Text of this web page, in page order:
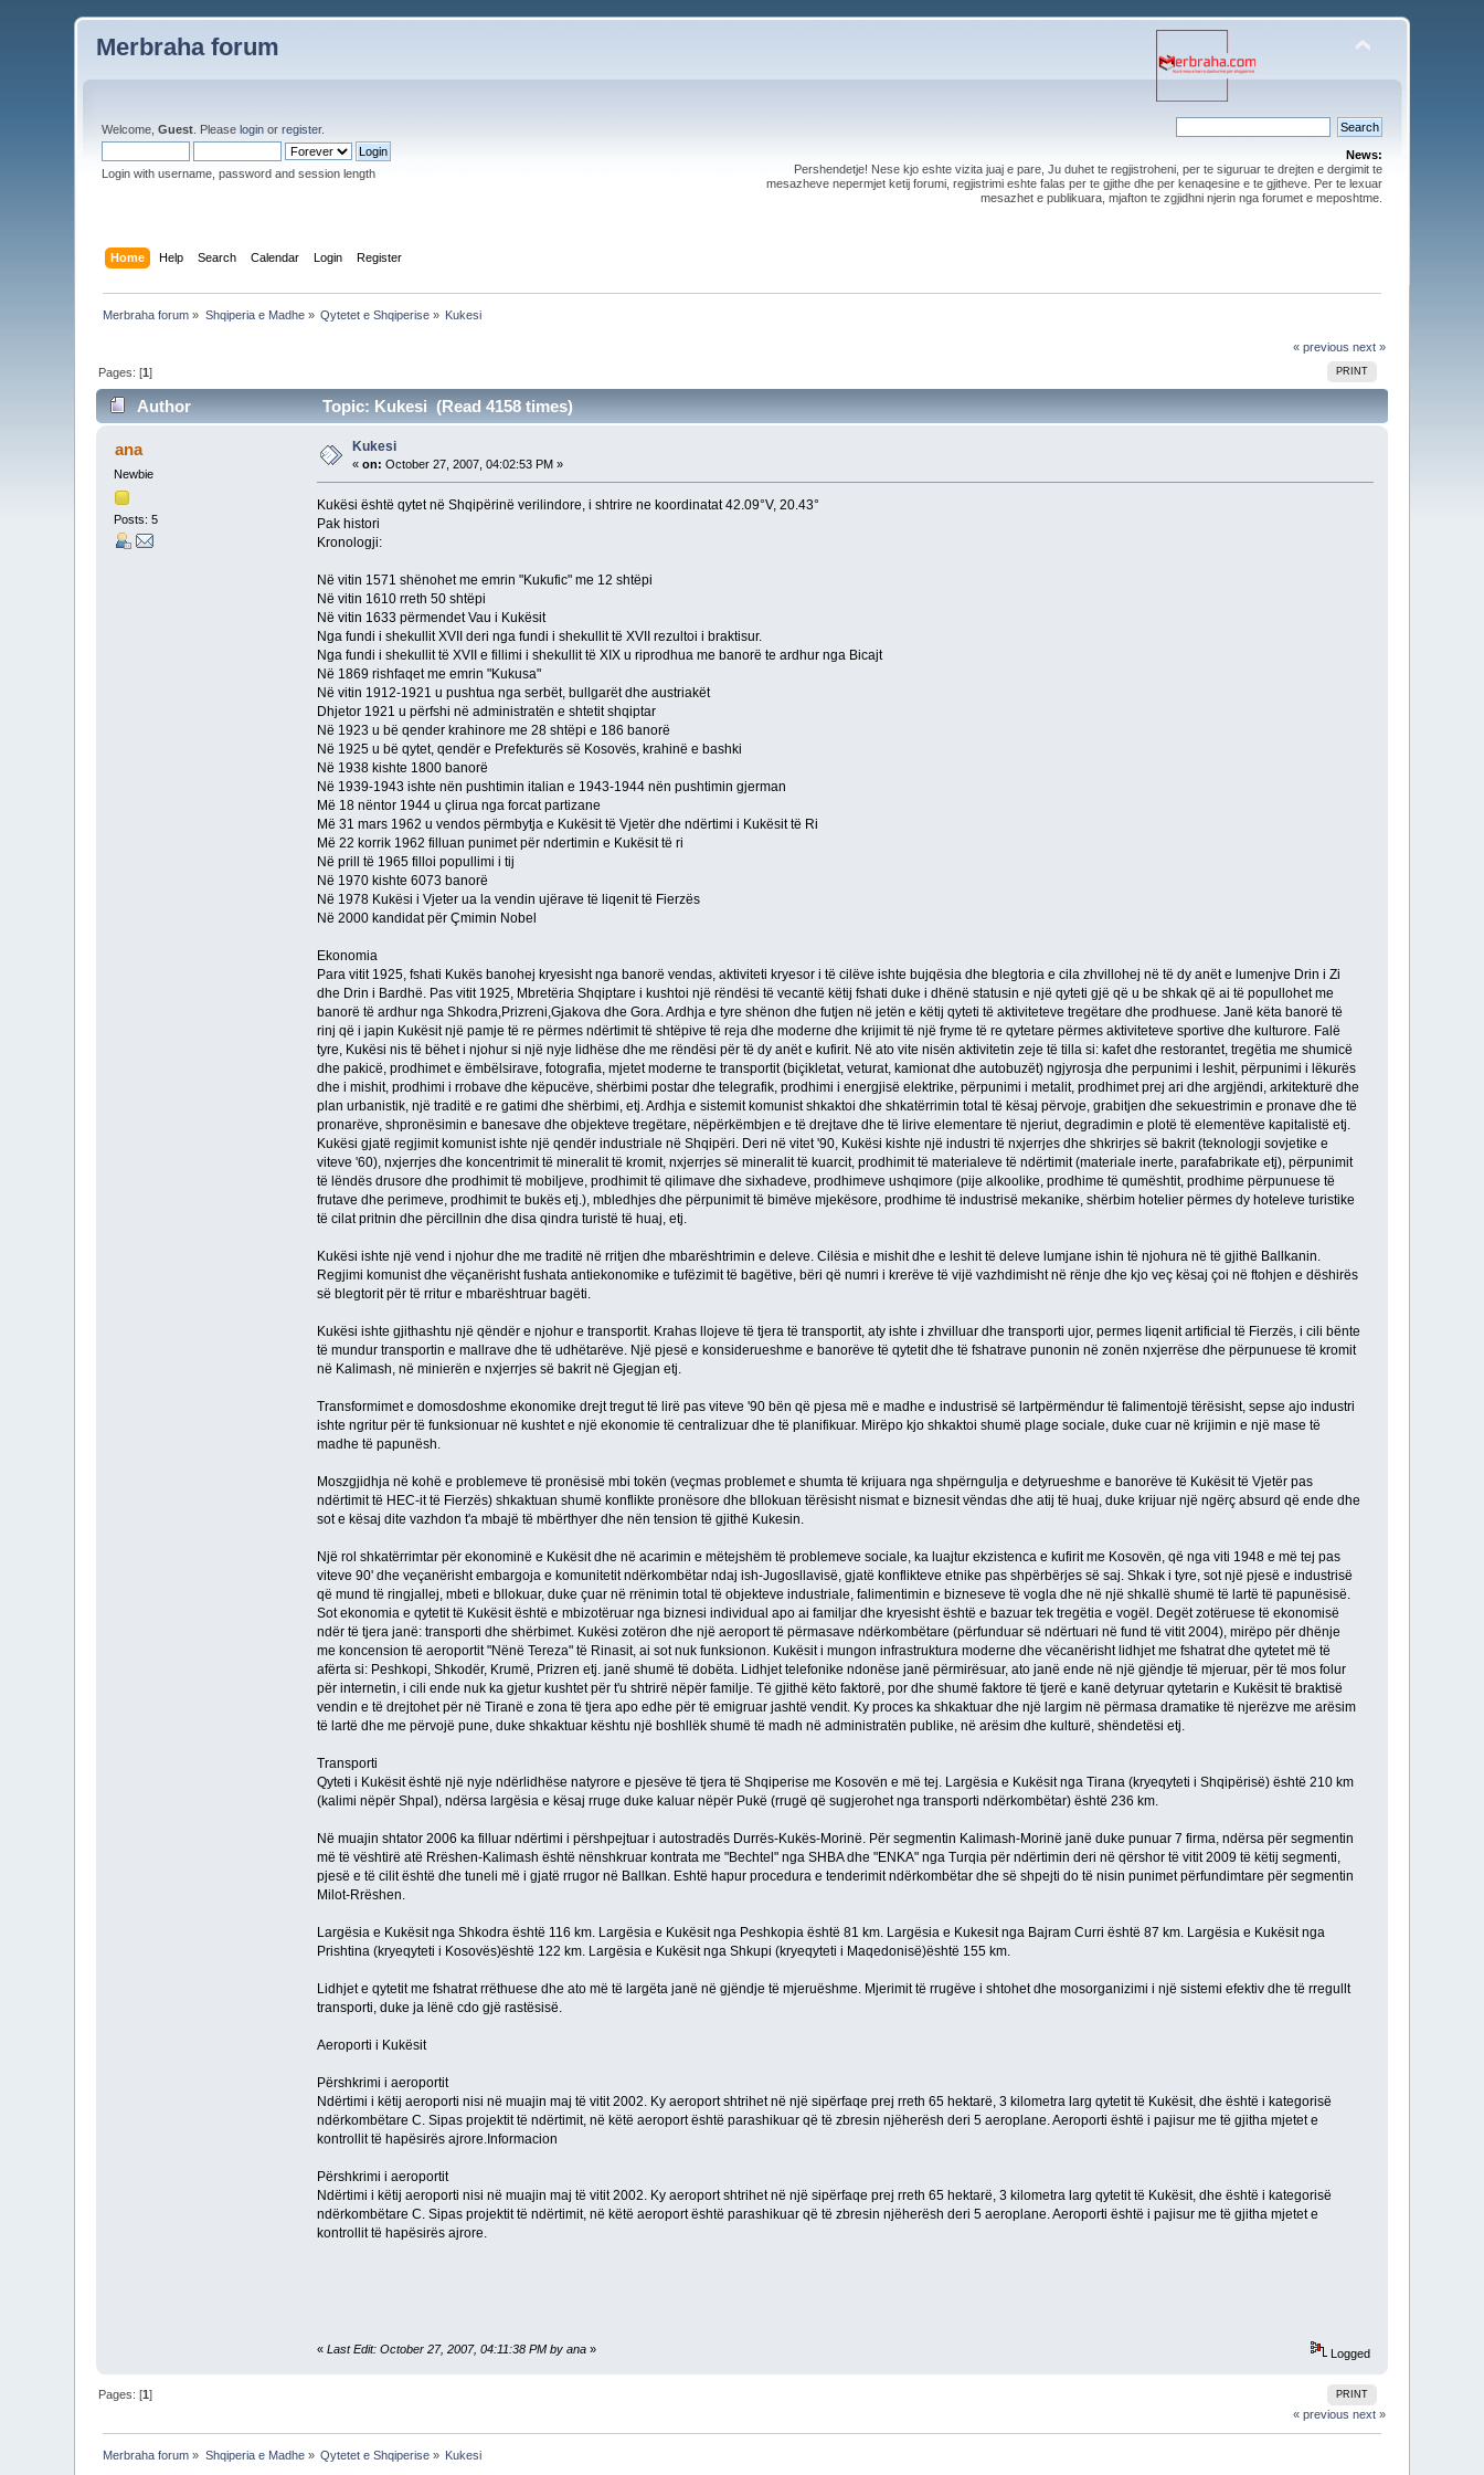
Merbraha forum
Welcome,Guest . Pleaselogin orregister.
Login with username, password and session length
News:
Pershendetje! Nese kjo eshte vizita juaj e pare, Ju duhet te regjistroheni, per te siguruar te drejten e dergimit te
mesazheve nepermjet ketij forumi, regjistrimi eshte falas per te gjithe dhe per kenaqesine e te gjitheve. Per te lexuar
mesazhet e publikuara, mjafton te zgjidhni njerin nga forumet e meposhtme.
Home Help Search Calendar Login Register
Merbraha forum » Shqiperia e Madhe» Qytetet e Shqiperise » Kukesi
« previous next »
PRINT
Pages: [1]
Author Topic: Kukesi (Read 4158 times)
ana
Newbie
Posts: 5
Kukesi
«on: October 27, 2007, 04:02:53 PM »
Kukësi është qytet në Shqipërinë verilindore, i shtrire ne koordinatat 42.09°V, 20.43°
Pak histori
Kronologji:
Në vitin 1571 shënohet me emrin "Kukufic" me 12 shtëpi
Në vitin 1610 rreth 50 shtëpi
Në vitin 1633 përmendet Vau i Kukësit
Nga fundi i shekullit XVII deri nga fundi i shekullit të XVII rezultoi i braktisur.
Nga fundi i shekullit të XVII e fillimi i shekullit të XIX u riprodhua me banorë te ardhur nga Bicajt
Në 1869 rishfaqet me emrin "Kukusa"
Në vitin 1912-1921 u pushtua nga serbët, bullgarët dhe austriakët
Dhjetor 1921 u përfshi në administratën e shtetit shqiptar
Në 1923 u bë qender krahinore me 28 shtëpi e 186 banorë
Në 1925 u bë qytet, qendër e Prefekturës së Kosovës, krahinë e bashki
Në 1938 kishte 1800 banorë
Në 1939-1943 ishte nën pushtimin italian e 1943-1944 nën pushtimin gjerman
Më 18 nëntor 1944 u çlirua nga forcat partizane
Më 31 mars 1962 u vendos përmbytja e Kukësit të Vjetër dhe ndërtimi i Kukësit të Ri
Më 22 korrik 1962 filluan punimet për ndertimin e Kukësit të ri
Në prill të 1965 filloi popullimi i tij
Në 1970 kishte 6073 banorë
Në 1978 Kukësi i Vjeter ua la vendin ujërave të liqenit të Fierzës
Në 2000 kandidat për Çmimin Nobel
Ekonomia
Para vitit 1925, fshati Kukës banohej kryesisht nga banorë vendas, aktiviteti kryesor i të cilëve ishte bujqësia dhe blegtoria e cila zhvillohej në të dy anët e lumenjve Drin i Zi
dhe Drin i Bardhë. Pas vitit 1925, Mbretëria Shqiptare i kushtoi një rëndësi të vecantë këtij fshati duke i dhënë statusin e një qyteti gjë që u be shkak që ai të popullohet me
banorë të ardhur nga Shkodra,Prizreni,Gjakova dhe Gora. Ardhja e tyre shënon dhe futjen në jetën e këtij qyteti të aktiviteteve tregëtare dhe prodhuese. Janë këta banorë të
rinj që i japin Kukësit një pamje të re përmes ndërtimit të shtëpive të reja dhe moderne dhe krijimit të një fryme të re qytetare përmes aktiviteteve sportive dhe kulturore. Falë
tyre, Kukësi nis të bëhet i njohur si një nyje lidhëse dhe me rëndësi për të dy anët e kufirit. Në ato vite nisën aktivitetin zeje të tilla si: kafet dhe restorantet, tregëtia me shumicë
dhe pakicë, prodhimet e ëmbëlsirave, fotografia, mjetet moderne te transportit (biçikletat, veturat, kamionat dhe autobuzët) ngjyrosja dhe perpunimi i leshit, përpunimi i lëkurës
dhe i mishit, prodhimi i rrobave dhe këpucëve, shërbimi postar dhe telegrafik, prodhimi i energjisë elektrike, përpunimi i metalit, prodhimet prej ari dhe argjëndi, arkitekturë dhe
plan urbanistik, një traditë e re gatimi dhe shërbimi, etj. Ardhja e sistemit komunist shkaktoi dhe shkatërrimin total të kësaj përvoje, grabitjen dhe sekuestrimin e pronave dhe të
pronarëve, shpronësimin e banesave dhe objekteve tregëtare, nëpërkëmbjen e të drejtave dhe të lirive elementare të njeriut, degradimin e plotë të elementëve kapitalistë etj.
Kukësi gjatë regjimit komunist ishte një qendër industriale në Shqipëri. Deri në vitet '90, Kukësi kishte një industri të nxjerrjes dhe shkrirjes së bakrit (teknologji sovjetike e
viteve '60), nxjerrjes dhe koncentrimit të mineralit të kromit, nxjerrjes së mineralit të kuarcit, prodhimit të materialeve të ndërtimit (materiale inerte, parafabrikate etj), përpunimit
të lëndës drusore dhe prodhimit të mobiljeve, prodhimit të qilimave dhe sixhadeve, prodhimeve ushqimore (pije alkoolike, prodhime të qumështit, prodhime përpunuese të
frutave dhe perimeve, prodhimit te bukës etj.), mbledhjes dhe përpunimit të bimëve mjekësore, prodhime të industrisë mekanike, shërbim hotelier përmes dy hoteleve turistike
të cilat pritnin dhe përcillnin dhe disa qindra turistë të huaj, etj.
Kukësi ishte një vend i njohur dhe me traditë në rritjen dhe mbarështrimin e deleve. Cilësia e mishit dhe e leshit të deleve lumjane ishin të njohura në të gjithë Ballkanin.
Regjimi komunist dhe vëçanërisht fushata antiekonomike e tufëzimit të bagëtive, bëri që numri i krerëve të vijë vazhdimisht në rënje dhe kjo veç kësaj çoi në ftohjen e dëshirës
së blegtorit për të rritur e mbarështruar bagëti.
Kukësi ishte gjithashtu një qëndër e njohur e transportit. Krahas llojeve të tjera të transportit, aty ishte i zhvilluar dhe transporti ujor, permes liqenit artificial të Fierzës, i cili bënte
të mundur transportin e mallrave dhe të udhëtarëve. Një pjesë e konsiderueshme e banorëve të qytetit dhe të fshatrave punonin në zonën nxjerrëse dhe përpunuese të kromit
në Kalimash, në minierën e nxjerrjes së bakrit në Gjegjan etj.
Transformimet e domosdoshme ekonomike drejt tregut të lirë pas viteve '90 bën që pjesa më e madhe e industrisë së lartpërmëndur të falimentojë tërësisht, sepse ajo industri
ishte ngritur për të funksionuar në kushtet e një ekonomie të centralizuar dhe të planifikuar. Mirëpo kjo shkaktoi shumë plage sociale, duke cuar në krijimin e një mase të
madhe të papunësh.
Moszgjidhja në kohë e problemeve të pronësisë mbi tokën (veçmas problemet e shumta të krijuara nga shpërngulja e detyrueshme e banorëve të Kukësit të Vjetër pas
ndërtimit të HEC-it të Fierzës) shkaktuan shumë konflikte pronësore dhe bllokuan tërësisht nismat e biznesit vëndas dhe atij të huaj, duke krijuar një ngërç absurd që ende dhe
sot e kësaj dite vazhdon t'a mbajë të mbërthyer dhe nën tension të gjithë Kukesin.
Një rol shkatërrimtar për ekonominë e Kukësit dhe në acarimin e mëtejshëm të problemeve sociale, ka luajtur ekzistenca e kufirit me Kosovën, që nga viti 1948 e më tej pas
viteve 90' dhe veçanërisht embargoja e komunitetit ndërkombëtar ndaj ish-Jugosllavisë, gjatë konflikteve etnike pas shpërbërjes së saj. Shkak i tyre, sot një pjesë e industrisë
që mund të ringjallej, mbeti e bllokuar, duke çuar në rrënimin total të objekteve industriale, falimentimin e bizneseve të vogla dhe në një shkallë shumë të lartë të papunësisë.
Sot ekonomia e qytetit të Kukësit është e mbizotëruar nga biznesi individual apo ai familjar dhe kryesisht është e bazuar tek tregëtia e vogël. Degët zotëruese të ekonomisë
ndër të tjera janë: transporti dhe shërbimet. Kukësi zotëron dhe një aeroport të përmasave ndërkombëtare (përfunduar së ndërtuari në fund të vitit 2004), mirëpo për dhënje
me koncension të aeroportit "Nënë Tereza" të Rinasit, ai sot nuk funksionon. Kukësit i mungon infrastruktura moderne dhe vëcanërisht lidhjet me fshatrat dhe qytetet më të
afërta si: Peshkopi, Shkodër, Krumë, Prizren etj. janë shumë të dobëta. Lidhjet telefonike ndonëse janë përmirësuar, ato janë ende në një gjëndje të mjeruar, për të mos folur
për internetin, i cili ende nuk ka gjetur kushtet për t'u shtrirë nëpër familje. Të gjithë këto faktorë, por dhe shumë faktore të tjerë e kanë detyruar qytetarin e Kukësit të braktisë
vendin e të drejtohet për në Tiranë e zona të tjera apo edhe për të emigruar jashtë vendit. Ky proces ka shkaktuar dhe një largim në përmasa dramatike të njerëzve me arësim
të lartë dhe me përvojë pune, duke shkaktuar kështu një boshllëk shumë të madh në administratën publike, në arësim dhe kulturë, shëndetësi etj.
Transporti
Qyteti i Kukësit është një nyje ndërlidhëse natyrore e pjesëve të tjera të Shqiperise me Kosovën e më tej. Largësia e Kukësit nga Tirana (kryeqyteti i Shqipërisë) është 210 km
(kalimi nëpër Shpal), ndërsa largësia e kësaj rruge duke kaluar nëpër Pukë (rrugë që sugjerohet nga transporti ndërkombëtar) është 236 km.
Në muajin shtator 2006 ka filluar ndërtimi i përshpejtuar i autostradës Durrës-Kukës-Morinë. Për segmentin Kalimash-Morinë janë duke punuar 7 firma, ndërsa për segmentin
më të vështirë atë Rrëshen-Kalimash është nënshkruar kontrata me "Bechtel" nga SHBA dhe "ENKA" nga Turqia për ndërtimin deri në qërshor të vitit 2009 të këtij segmenti,
pjesë e të cilit është dhe tuneli më i gjatë rrugor në Ballkan. Eshtë hapur procedura e tenderimit ndërkombëtar dhe së shpejti do të nisin punimet përfundimtare për segmentin
Milot-Rrëshen.
Largësia e Kukësit nga Shkodra është 116 km. Largësia e Kukësit nga Peshkopia është 81 km. Largësia e Kukesit nga Bajram Curri është 87 km. Largësia e Kukësit nga
Prishtina (kryeqyteti i Kosovës)është 122 km. Largësia e Kukësit nga Shkupi (kryeqyteti i Maqedonisë)është 155 km.
Lidhjet e qytetit me fshatrat rrëthuese dhe ato më të largëta janë në gjëndje të mjeruëshme. Mjerimit të rrugëve i shtohet dhe mosorganizimi i një sistemi efektiv dhe të rregullt
transporti, duke ja lënë cdo gjë rastësisë.
Aeroporti i Kukësit
Përshkrimi i aeroportit
Ndërtimi i këtij aeroporti nisi në muajin maj të vitit 2002. Ky aeroport shtrihet në një sipërfaqe prej rreth 65 hektarë, 3 kilometra larg qytetit të Kukësit, dhe është i kategorisë
ndërkombëtare C. Sipas projektit të ndërtimit, në këtë aeroport është parashikuar që të zbresin njëherësh deri 5 aeroplane. Aeroporti është i pajisur me të gjitha mjetet e
kontrollit të hapësirës ajrore.Informacion
Përshkrimi i aeroportit
Ndërtimi i këtij aeroporti nisi në muajin maj të vitit 2002. Ky aeroport shtrihet në një sipërfaqe prej rreth 65 hektarë, 3 kilometra larg qytetit të Kukësit, dhe është i kategorisë
ndërkombëtare C. Sipas projektit të ndërtimit, në këtë aeroport është parashikuar që të zbresin njëherësh deri 5 aeroplane. Aeroporti është i pajisur me të gjitha mjetet e
kontrollit të hapësirës ajrore.
« Last Edit: October 27, 2007, 04:11:38 PM by ana» Logged
PRINT
Pages: [1]
« previous next »
Merbraha forum » Shqiperia e Madhe» Qytetet e Shqiperise » Kukesi